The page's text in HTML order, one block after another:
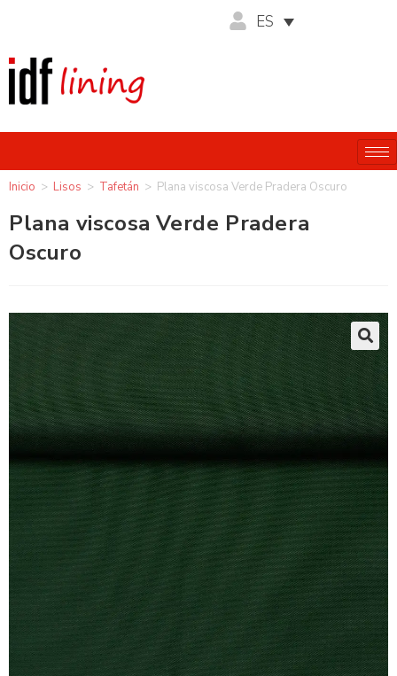
ES
Inicio > Lisos > Tafetán > Plana viscosa Verde Pradera Oscuro
Plana viscosa Verde Pradera
Oscuro
🔍